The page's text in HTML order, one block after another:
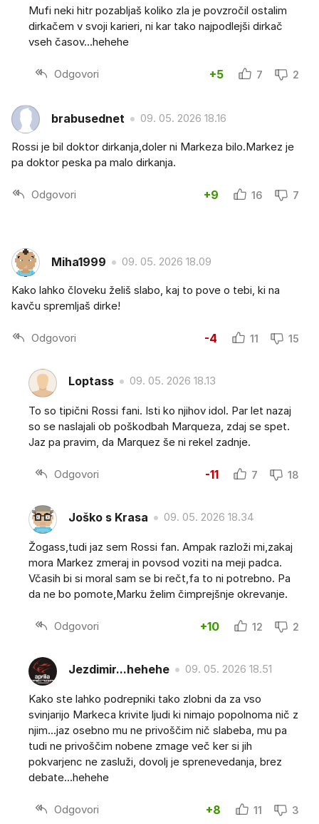
Mufi neki hitr pozabljaš koliko zla je povzročil ostalim
dirkačem v svoji karieri, ni kar tako najpodlejši dirkač
vseh časov...hehehe
Odgovori +5 7 2
brabusednet 09. 05. 2026 18.16
Rossi je bil doktor dirkanja,doler ni Markeza bilo.Markez je
pa doktor peska pa malo dirkanja.
Odgovori +9 16 7
Miha1999 09. 05. 2026 18.09
Kako lahko človeku želiš slabo, kaj to pove o tebi, ki na
kavču spremljaš dirke!
Odgovori -4 11 15
Loptass 09. 05. 2026 18.13
To so tipični Rossi fani. Isti ko njihov idol. Par let nazaj
so se naslajali ob poškodbah Marqueza, zdaj se spet.
Jaz pa pravim, da Marquez še ni rekel zadnje.
Odgovori -11 7 18
Joško s Krasa 09. 05. 2026 18.34
Žogass,tudi jaz sem Rossi fan. Ampak razloži mi,zakaj
mora Markez zmeraj in povsod voziti na meji padca.
Včasih bi si moral sam se bi rečt,fa to ni potrebno. Pa
da ne bo pomote,Marku želim čimprejšnje okrevanje.
Odgovori +10 12 2
Jezdimir...hehehe 09. 05. 2026 18.51
Kako ste lahko podrepniki tako zlobni da za vso
svinjarijo Markeca krivite ljudi ki nimajo popolnoma nič z
njim...jaz osebno mu ne privoščim nič slabeba, mu pa
tudi ne privoščim nobene zmage več ker si jih
pokvarjenc ne zasluži, dovolj je sprenevedanja, brez
debate...hehehe
Odgovori +8 11 3